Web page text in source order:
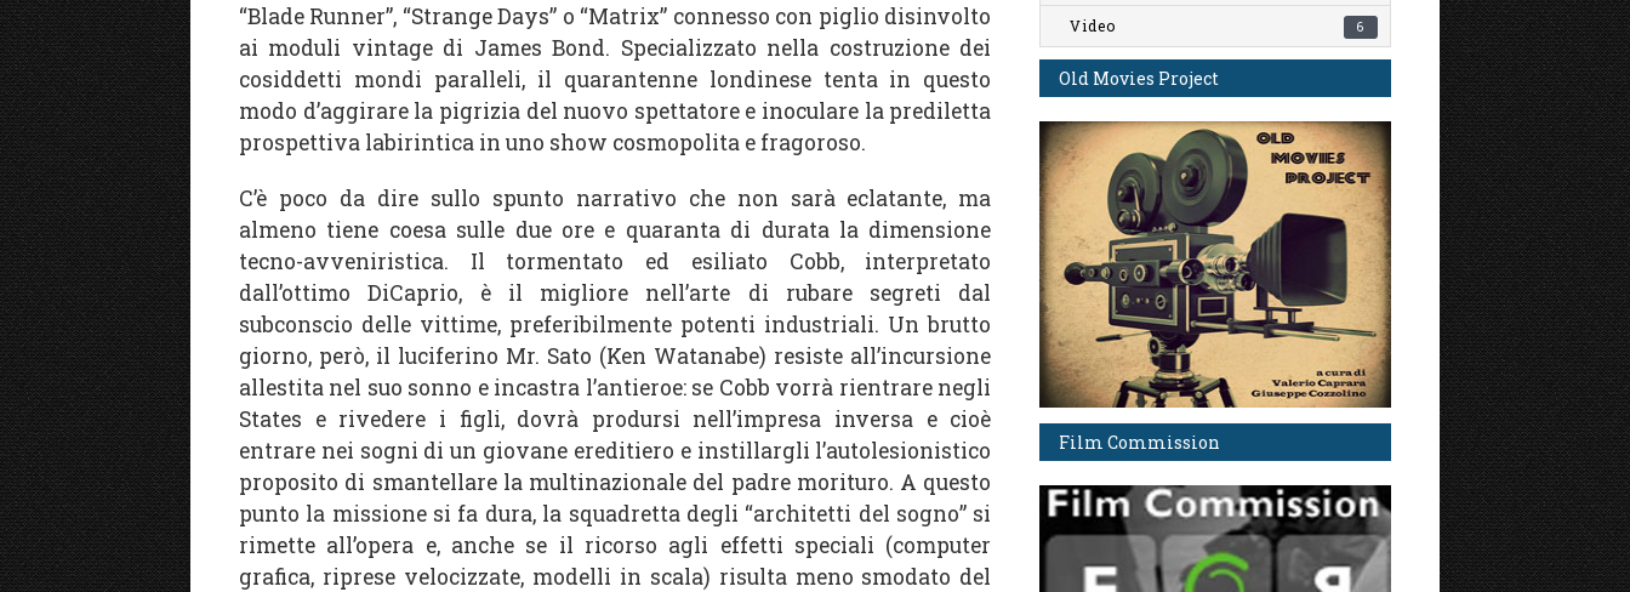
“Blade Runner”, “Strange Days” o “Matrix” connesso con piglio disinvolto
ai moduli vintage di James Bond. Specializzato nella costruzione dei
cosiddetti mondi paralleli, il quarantenne londinese tenta in questo
modo d’aggirare la pigrizia del nuovo spettatore e inoculare la prediletta
prospettiva labirintica in uno show cosmopolita e fragoroso.
C’è poco da dire sullo spunto narrativo che non sarà eclatante, ma
almeno tiene coesa sulle due ore e quaranta di durata la dimensione
tecno-avveniristica. Il tormentato ed esiliato Cobb, interpretato
dall’ottimo DiCaprio, è il migliore nell’arte di rubare segreti dal
subconscio delle vittime, preferibilmente potenti industriali. Un brutto
giorno, però, il luciferino Mr. Sato (Ken Watanabe) resiste all’incursione
allestita nel suo sonno e incastra l’antieroe: se Cobb vorrà rientrare negli
States e rivedere i figli, dovrà prodursi nell’impresa inversa e cioè
entrare nei sogni di un giovane ereditiero e instillargli l’autolesionistico
proposito di smantellare la multinazionale del padre morituro. A questo
punto la missione si fa dura, la squadretta degli “architetti del sogno” si
rimette all’opera e, anche se il ricorso agli effetti speciali (computer
grafica, riprese velocizzate, modelli in scala) risulta meno smodato del
Video 6
Old Movies Project
Film Commission